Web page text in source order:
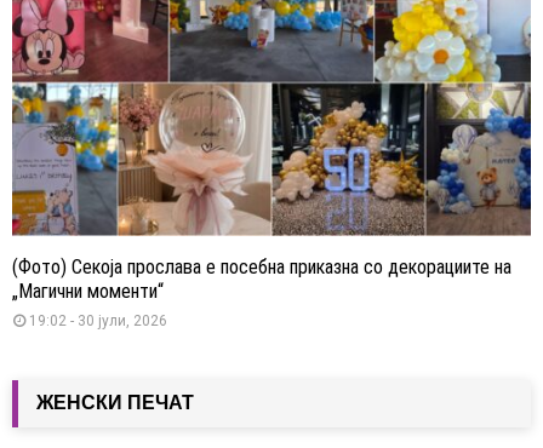
(Фото) Секоја прослава е посебна приказна со декорациите на
„Магични моменти“
19:02 - 30 јули, 2026
ЖЕНСКИ ПЕЧАТ